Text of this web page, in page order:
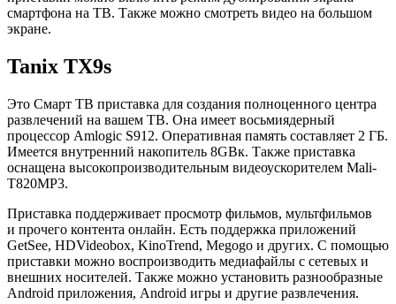
смартфона на ТВ. Также можно смотреть видео на большом
экране.
Tanix TX9s
Это Смарт ТВ приставка для создания полноценного центра
развлечений на вашем ТВ. Она имеет восьмиядерный
процессор Amlogic S912. Оперативная память составляет 2 ГБ.
Имеется внутренний накопитель 8GBк. Также приставка
оснащена высокопроизводительным видеоускорителем Mali-
T820MP3.
Приставка поддерживает просмотр фильмов, мультфильмов
и прочего контента онлайн. Есть поддержка приложений
GetSee, HDVideobox, KinoTrend, Megogo и других. С помощью
приставки можно воспроизводить медиафайлы с сетевых и
внешних носителей. Также можно установить разнообразные
Android приложения, Android игры и другие развлечения.